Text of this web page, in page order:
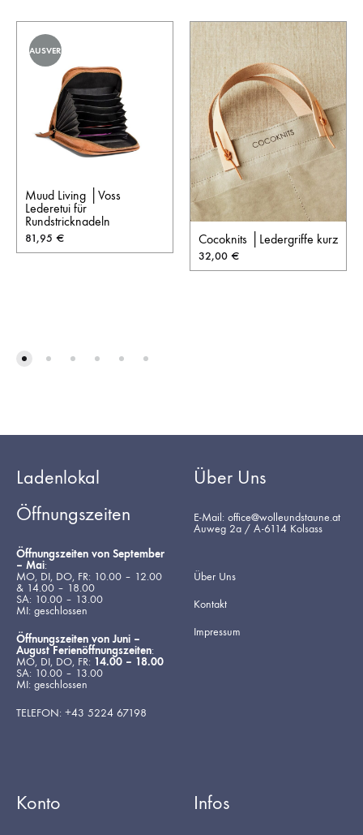
AUSVERKAUFT
Muud Living │Voss
Lederetui für
Rundstricknadeln
81,95 € Cocoknits │Ledergriffe kurz
32,00 €
Ladenlokal
Öffnungszeiten
Öffnungszeiten von September
– Mai:
MO, DI, DO, FR: 10.00 – 12.00
& 14.00 – 18.00
SA: 10.00 – 13.00
MI: geschlossen
Öffnungszeiten von Juni –
August Ferienöffnungszeiten:
MO, DI, DO, FR: 14.00 – 18.00
SA: 10.00 – 13.00
MI: geschlossen
TELEFON: +43 5224 67198
Über Uns
E-Mail: office@wolleundstaune.at
Auweg 2a / A-6114 Kolsass
Über Uns
Kontakt
Impressum
Konto Infos